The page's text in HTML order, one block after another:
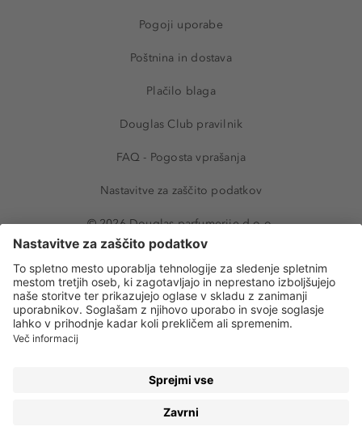
Pogoji uporabe
Poštnina in dostava
Plačilo blaga
Douglas Club pravilnik
FAQ - Pogosta vprašanja
Nastavitve za zaščito podatkov
© 2026 Douglas parfumerije d.o.o.
TOP BLAGOVNE ZNAMKE
Tom Ford
Khloé Kardashian
PRILJUBLJENI PARFUMI
Ariana Grande Cloud
ARMANI My Way